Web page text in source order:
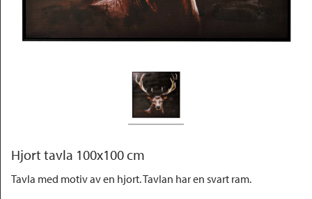
Hjort tavla 100x100 cm
Tavla med motiv av en hjort. Tavlan har en svart ram.